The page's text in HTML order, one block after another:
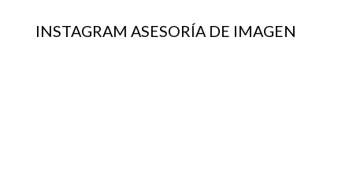
INSTAGRAM ASESORÍA DE IMAGEN